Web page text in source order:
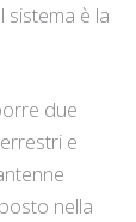
sistema è la
due
e
nella